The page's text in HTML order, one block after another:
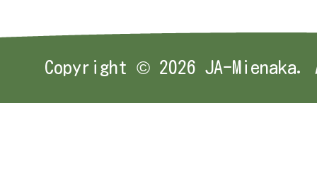
Copyright © 2026 JA-